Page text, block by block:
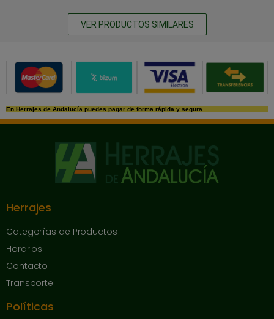
VER PRODUCTOS SIMILARES
Métodos de pago seguros
En Herrajes de Andalucía puedes pagar de forma rápida y segura
Herrajes
Categorías de Productos
Horarios
Contacto
Transporte
Políticas